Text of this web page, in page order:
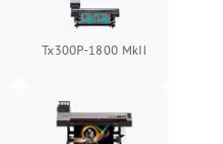
Tx300P-1800 MkII